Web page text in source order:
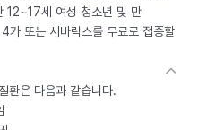
12~17세 여성 청소년 및 만
또는 서바릭스를 무료로 접종할
환은 다음과 같습니다.